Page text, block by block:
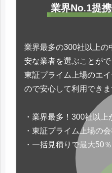
業界No.1提
業界最多の300社以上の
安な業者を選ぶことがで
東証プライム上場のエ
ので安心して利用でき
・業界最多！300社以
・東証プライム上場の
・一括見積りで最大50